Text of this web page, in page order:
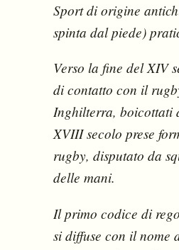
Sport di origine
spinta dal piede)
Verso la fine del XIV
di contatto con il
Inghilterra, boicottati
XVIII secolo prese
rugby, disputato da
delle mani.
Il primo codice di
si diffuse con il nome